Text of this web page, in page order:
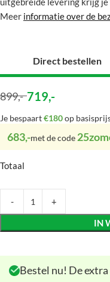
Meer informatie over de
Direct bestellen
899,- 719,-
Je bespaart€180op
683,-met de code
Totaal
IN
Bestel nu! De